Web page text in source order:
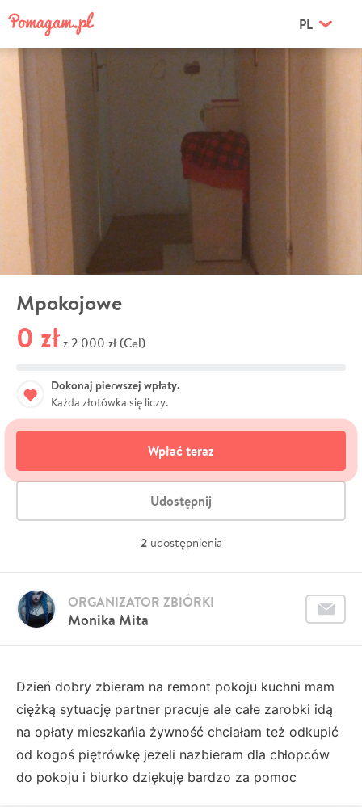
PL
Mpokojowe
0 zł z 2 000 zł (Cel)
Dokonaj pierwszej wpłaty.
Każda złotówka się liczy.
Wpłać teraz
Udostępnij
2 udostępnienia
Monika Mita
ORGANIZATOR ZBIÓRKI
Dzień dobry zbieram na remont pokoju kuchni mam
ciężką sytuację partner pracuje ale całe zarobki idą
na opłaty mieszkańia żywność chciałam też odkupić
od kogoś piętrówkę jeżeli nazbieram dla chłopców
do pokoju i biurko dziękuję bardzo za pomoc